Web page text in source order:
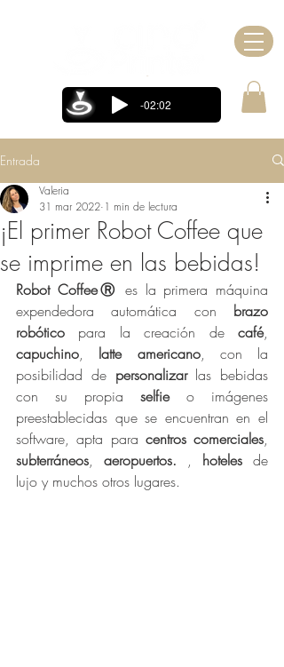
-02:02
Entrada
¡El primer Robot Coffee que
se imprime en las bebidas!
Valeria
31 mar 2022 1 min de lectura
Robot CoffeeⓇ es la primera máquina
expendedora automática con brazo
robótico para la creación de café
capuchino, latte americano, con la
posibilidad de personalizar las bebidas
con su propia selfie o imágenes
preestablecidas que se encuentran en el
software, apta para centros comerciales
subterráneos, aeropuertos. , hoteles de
lujo y muchos otros lugares.